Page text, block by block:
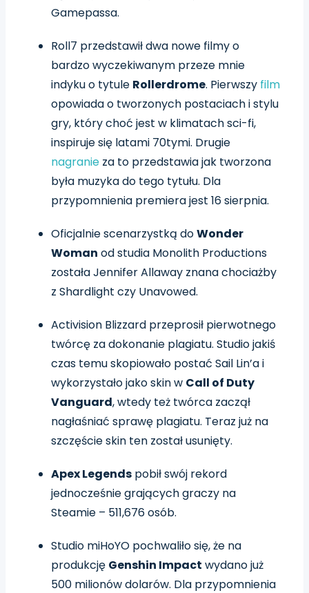
Gamepassa.
Roll7 przedstawił dwa nowe filmy o
bardzo wyczekiwanym przeze mnie
indyku o tytule Rollerdrome. Pierwszy film
opowiada o tworzonych postaciach i stylu
gry, który choć jest w klimatach sci-fi,
inspiruje się latami 70tymi. Drugie
nagranie za to przedstawia jak tworzona
była muzyka do tego tytułu. Dla
przypomnienia premiera jest 16 sierpnia.
Oficjalnie scenarzystką doWonder
Woman od studia Monolith Productions
została Jennifer Allaway znana chociażby
z Shardlight czy Unavowed.
Activision Blizzard przeprosił pierwotnego
twórcę za dokonanie plagiatu. Studio jakiś
czas temu skopiowało postać Sail Lin’a i
wykorzystało jako skin w Call of Duty
Vanguard, wtedy też twórca zaczął
nagłaśniać sprawę plagiatu. Teraz już na
szczęście skin ten został usunięty.
Apex Legends pobił swój rekord
jednocześnie grających graczy na
Steamie – 511,676 osób.
Studio miHoYO pochwaliło się, że na
produkcję Genshin Impact wydano już
500 milionów dolarów. Dla przypomnienia